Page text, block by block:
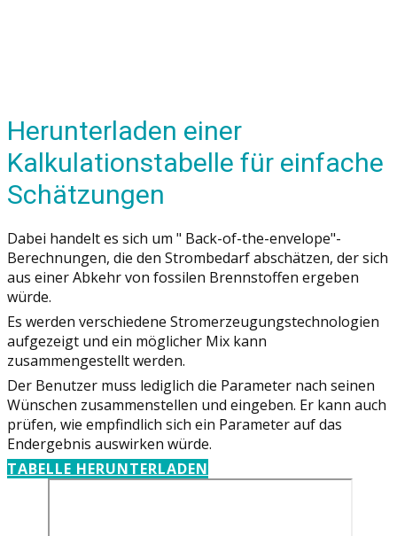
Herunterladen einer
Kalkulationstabelle für einfache
Schätzungen
Dabei handelt es sich um " Back-of-the-envelope"-
Berechnungen, die den Strombedarf abschätzen, der sich
aus einer Abkehr von fossilen Brennstoffen ergeben
würde.
Es werden verschiedene Stromerzeugungstechnologien
aufgezeigt und ein möglicher Mix kann
zusammengestellt werden.
Der Benutzer muss lediglich die Parameter nach seinen
Wünschen zusammenstellen und eingeben. Er kann auch
prüfen, wie empfindlich sich ein Parameter auf das
Endergebnis auswirken würde.
TABELLE HERUNTERLADEN